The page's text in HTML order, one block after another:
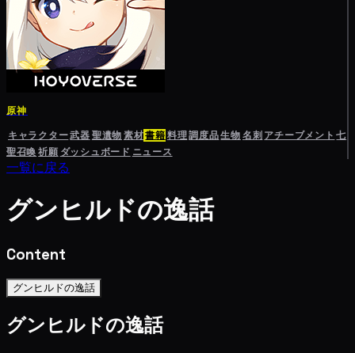
原神
キャラクター武器聖遺物素材書籍料理調度品生物名刺 アチーブメント 七
聖召喚祈願 ダッシュボード ニュース
一覧に戻る
グンヒルドの逸話
Content
グンヒルドの逸話
グンヒルドの逸話